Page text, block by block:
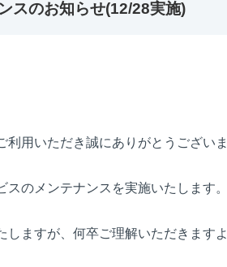
スのお知らせ(12/28実施)
用いただき誠にありがとうございま
スのメンテナンスを実施いたしま
しますが、何卒ご理解いただきます